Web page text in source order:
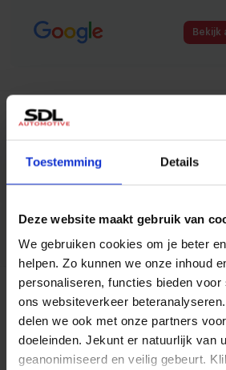
Toestemming Details
Deze website maakt gebruik van
We gebruiken cookies om je beter
helpen. Zo kunnen we onze inhoud
personaliseren, functies bieden voor
ons websiteverkeer
delen we ook met onze partners
doeleinden. Jekunt er natuurlijk van
geanonimiseerd en veilig gebeurt.
Bekijk
Proefrijden?
Bezoek onze showroom
Contact met een
Neem contact op
SDL Automotive